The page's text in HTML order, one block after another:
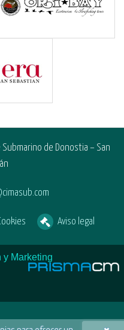
Submarino de Donostia – San
Aviso legal
y Marketing